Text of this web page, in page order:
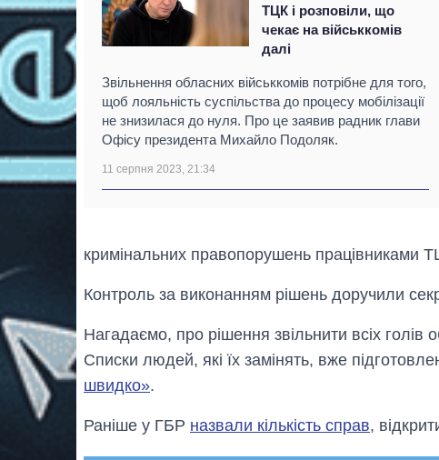
ТЦК і розповіли, що
чекає на військкомів
далі
Звільнення обласних військкомів потрібне для того,
щоб лояльність суспільства до процесу мобілізації
не знизилася до нуля. Про це заявив радник глави
Офісу президента Михайло Подоляк.
11 серпня 2023, 21:34
кримінальних правопорушень працівниками
Контроль за виконанням рішень доручили
Нагадаємо, про рішення звільнити всіх голів
Списки людей, які їх замінять, вже
швидко».
Раніше у ГБР назвали кількість справ,